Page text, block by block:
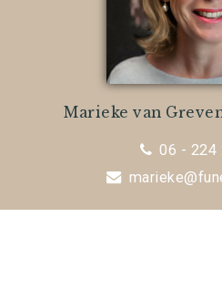
Marieke van
06 - 224